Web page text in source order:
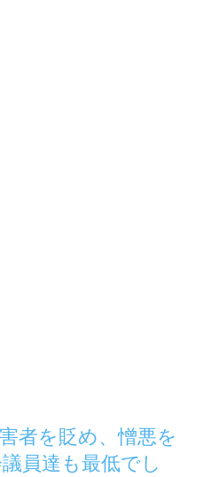
者を貶め、憎悪を
員達も最低でし